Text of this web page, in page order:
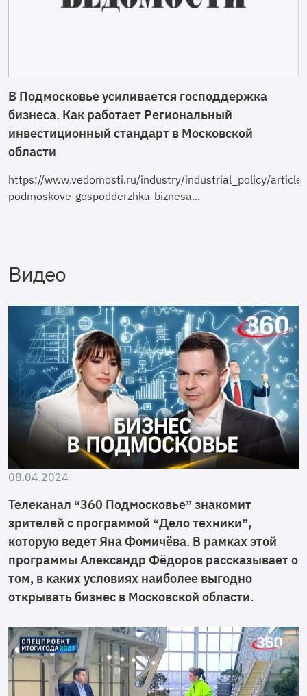
В Подмосковье усиливается господдержка
бизнеса. Как работает Региональный
инвестиционный стандарт в Московской
области
https://www.vedomosti.ru/industry/industrial_policy/
podmoskove-gospodderzhka-biznesa...
Видео
08.04.2024
Телеканал “360 Подмосковье” знакомит
зрителей с программой “Дело техники”,
которую ведет Яна Фомичёва. В рамках этой
программы Александр Фёдоров рассказывает о
том, в каких условиях наиболее выгодно
открывать бизнес в Московской области.